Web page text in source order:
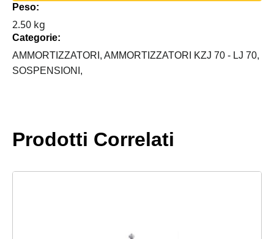
+
6
CM
LJ70
quantità
Peso:
2.50 kg
Categorie:
AMMORTIZZATORI, AMMORTIZZATORI KZJ 70 - LJ 70,
SOSPENSIONI,
Prodotti Correlati